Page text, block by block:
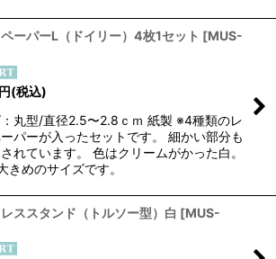
ーパーL（ドイリー）4枚1セット [MUS-
円(税込)
丸型/直径2.5〜2.8ｃｍ 紙製 ※4種類のレ
パーが入ったセットです。 細かい部分も
れています。 色はクリームがかった白。
きめのサイズです。
ススタンド（トルソー型）白 [MUS-